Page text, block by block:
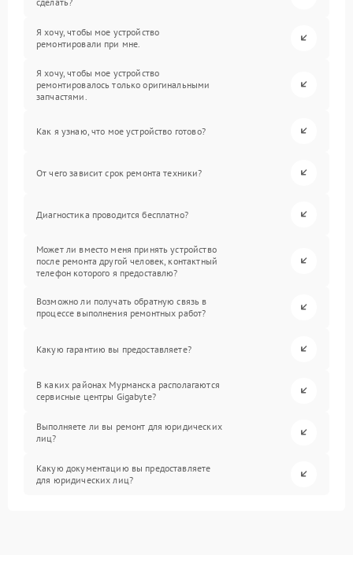
Я хочу, чтобы мое устройство
ремонтировали при мне.
Я хочу, чтобы мое устройство
ремонтировалось только оригинальными
запчастями.
Как я узнаю, что мое устройство готово?
От чего зависит срок ремонта техники?
Диагностика проводится бесплатно?
Может ли вместо меня принять устройство
после ремонта другой человек, контактный
телефон которого я предоставлю?
Возможно ли получать обратную связь в
процессе выполнения ремонтных работ?
Какую гарантию вы предоставляете?
В каких районах Мурманска располагаются
сервисные центры Gigabyte?
Выполняете ли вы ремонт для юридических
лиц?
Какую документацию вы предоставляете
для юридических лиц?